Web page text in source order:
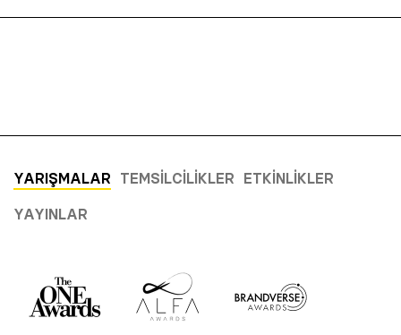
YARIŞMALAR TEMSILCILIKLER ETKINLIKLER
YAYINLAR